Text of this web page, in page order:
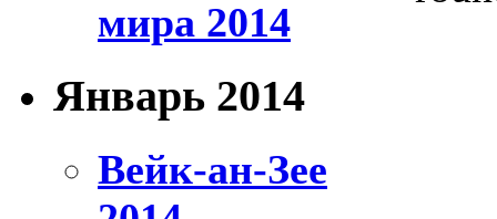
мира 2014
Январь 2014
Вейк-ан-Зее